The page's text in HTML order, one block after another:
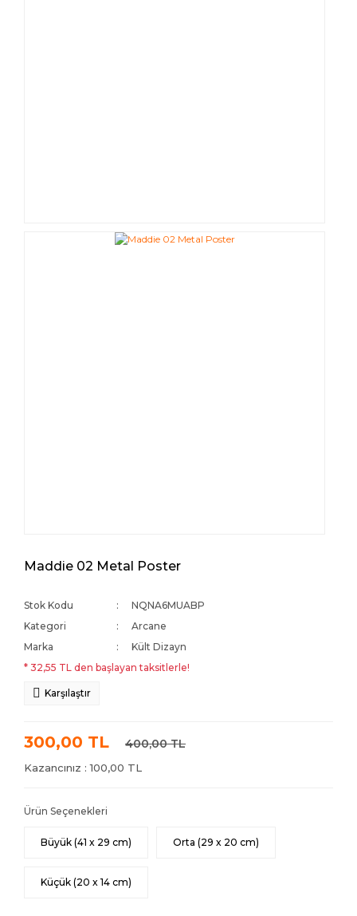
Maddie 02 Metal Poster
Stok Kodu
NQNA6MUABP
Kategori
Arcane
Marka
Kült Dizayn
* 32,55 TL den başlayan taksitlerle!
Karşılaştır
300,00 TL 400,00 TL
Kazancınız : 100,00 TL
Ürün Seçenekleri
Büyük (41 x 29 cm) Orta (29 x 20 cm)
Küçük (20 x 14 cm)